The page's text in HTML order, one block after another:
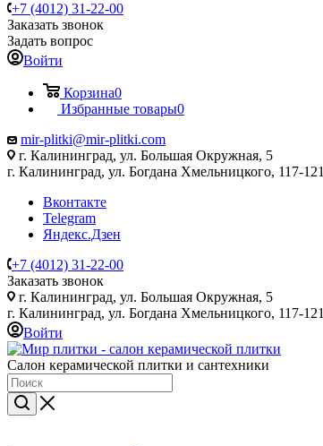
+7 (4012) 31-22-00
Заказать звонок
Задать вопрос
Войти
Корзина0
Избранные товары0
mir-plitki@mir-plitki.com
г. Калининград, ул. Большая Окружная, 5
г. Калининград, ул. Богдана Хмельницкого, 117-121
Вконтакте
Telegram
Яндекс.Дзен
+7 (4012) 31-22-00
Заказать звонок
г. Калининград, ул. Большая Окружная, 5
г. Калининград, ул. Богдана Хмельницкого, 117-121
Войти
Салон керамической плитки и сантехники